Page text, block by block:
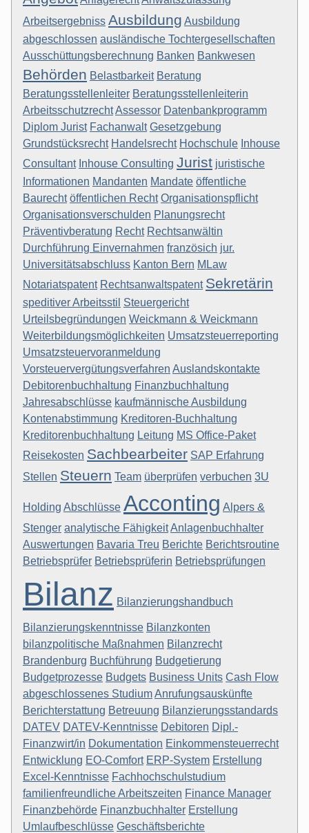
Arbeitsergebniss Ausbildung Ausbildung
abgeschlossen ausländische Tochtergesellschaften
Ausschüttungsberechnung Banken Bankwesen
Behörden Belastbarkeit Beratung
Beratungsstellenleiter Beratungsstellenleiterin
ArbeitsschutzrechtAssessor Datenbankprogramm
Diplom Jurist Fachanwalt Gesetzgebung
Grundstücksrecht Handelsrecht Hochschule Inhouse
Consultant Inhouse Consulting Jurist juristische
Informationen Mandanten Mandate öffentliche
Baurecht öffentlichen Recht Organisationspflicht
Organisationsverschulden Planungsrecht
Präventivberatung Recht Rechtsanwältin
Durchführung Einvernahmen französich jur.
Universitätsabschluss Kanton Bern MLaw
Notariatspatent Rechtsanwaltspatent Sekretärin
speditiver Arbeitsstil Steuergericht
Urteilsbegründungen Weickmann & Weickmann
Weiterbildungsmöglichkeiten Umsatzsteuerreporting
Umsatzsteuervoranmeldung
Vorsteuervergütungsverfahren Auslandskontakte
Debitorenbuchhaltung Finanzbuchhaltung
Jahresabschlüsse kaufmännische Ausbildung
Kontenabstimmung Kreditoren-Buchhaltung
Kreditorenbuchhaltung Leitung MS Office-Paket
Reisekosten Sachbearbeiter SAP Erfahrung
Stellen Steuern Team überprüfen verbuchen 3U
Holding Abschlüsse Acconting Alpers &
Stenger analytische FähigkeitAnlagenbuchhalter
Auswertungen Bavaria Treu Berichte Berichtsroutine
Betriebsprüfer Betriebsprüferin Betriebsprüfungen
Bilanz Bilanzierungshandbuch
Bilanzierungskenntnisse Bilanzkonten
bilanzpolitische Maßnahmen Bilanzrecht
Brandenburg Buchführung Budgetierung
Budgetprozesse Budgets Business Units Cash Flow
abgeschlossenes StudiumAnrufungsauskünfte
Berichterstattung Betreuung Bilanzierungsstandards
DATEV DATEV-Kenntnisse Debitoren Dipl.-
Finanzwirt/in Dokumentation Einkommensteuerrecht
Entwicklung EO-Comfort ERP-System Erstellung
Excel-Kenntnisse Fachhochschulstudium
familienfreundliche Arbeitszeiten Finance Manager
Finanzbehörde Finanzbuchhalter Erstellung
Umlaufbeschlüsse Geschäftsberichte